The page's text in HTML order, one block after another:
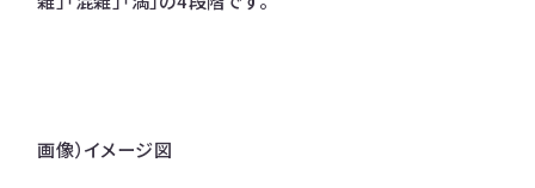
画像）イメージ図